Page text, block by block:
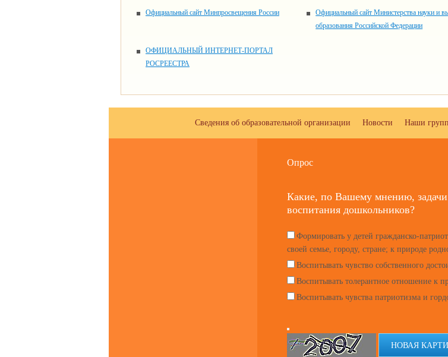
Официальный сайт Минпросвещения России
Официальный сайт Министерства науки и
образования Российской Федерации
ОФИЦИАЛЬНЫЙ ИНТЕРНЕТ-ПОРТАЛ
РОСРЕЕСТРА
Сведения об образовательной организации Новости Наши
Опрос
Какие, по Вашему мнению,
воспитания дошкольников?
Формировать у детей гражданско-
своей семье, городу, стране; к природе
Воспитывать чувство собственного
Воспитывать толерантное отношение к
Воспитывать чувства патриотизма и
НОВАЯ